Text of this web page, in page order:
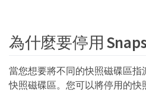
為什麼要停用
當您想要將不同的快照磁碟區
快照磁碟區。您可以將停用的快